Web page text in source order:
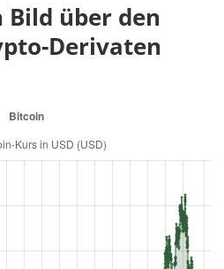
Bild über den
Derivaten